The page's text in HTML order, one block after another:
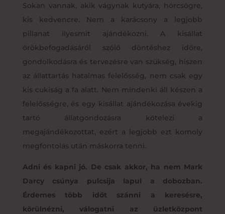
Sokan vannak, akik vágynak kutyára, hörcsögre,
kis kedvencre. Nem a karácsony a legjobb
pillanat ilyesmit ajándékozni. A kisállat
örökbefogadásáról szóló döntéshez időre,
gondolkodásra és tervezésre van szükség, hiszen
az állattartás hatalmas felelősség, nem csak egy
kis cukiság a fa alatt. Nem mindenki áll készen a
felelősségre, és egy kisállat ajándékozása évekig
tartó állatgondozásra kötelezi a
megajándékozottat, ezért a legjobb ezt komoly
megfontolás után máskorra tenni.
Adni és kapni jó. De csak akkor, ha nem Mark
Darcy csúnya pulcsija lapul a dobozban.
Érdemes több időt szánni a keresésre,
körülnézni, válogatni az üzletközpont